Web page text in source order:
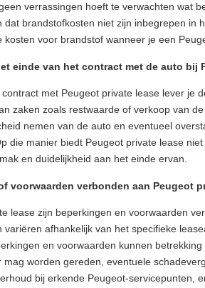
verrassingen hoeft te verwachten wat
dat brandstofkosten niet zijn inbegrepen in
kosten voor brandstof wanneer je een
einde van het contract met de auto bij
met Peugeot private lease lever je
zaken zoals restwaarde of verkoop van
nemen van de auto en eventueel
die manier biedt Peugeot private lease
en duidelijkheid aan het einde ervan.
voorwaarden verbonden aan Peugeot
lease zijn beperkingen en voorwaarden
variëren afhankelijk van het specifieke
en voorwaarden kunnen
mag worden gereden, eventuele
bij erkende Peugeot-servicepunten,